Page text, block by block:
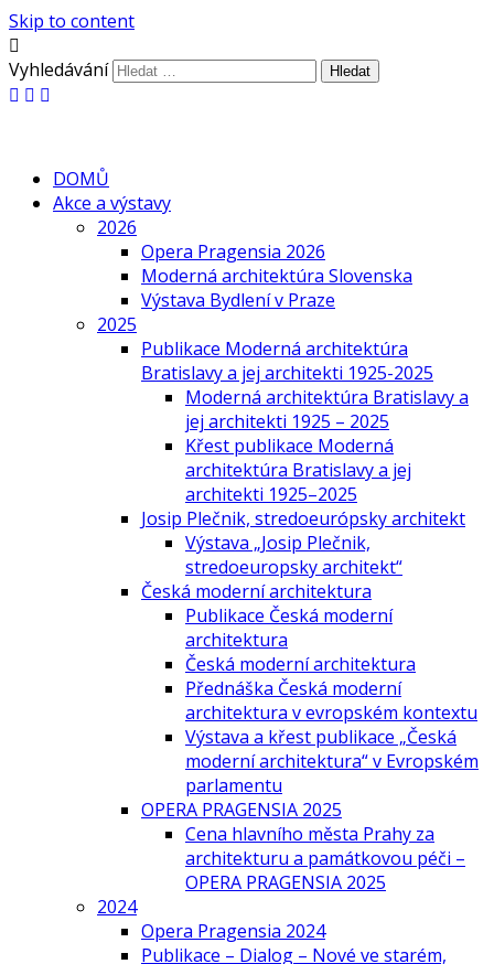
Skip to content
Vyhledávání
DOMŮ
Akce a výstavy
2026
Opera Pragensia 2026
Moderná architektúra Slovenska
Výstava Bydlení v Praze
2025
Publikace Moderná architektúra
Bratislavy a jej architekti 1925-2025
Moderná architektúra Bratislavy a
jej architekti 1925 – 2025
Křest publikace Moderná
architektúra Bratislavy a jej
architekti 1925–2025
Josip Plečnik, stredoeurópsky architekt
Výstava „Josip Plečnik,
stredoeuropsky architekt“
Česká moderní architektura
Publikace Česká moderní
architektura
Česká moderní architektura
Přednáška Česká moderní
architektura v evropském kontextu
Výstava a křest publikace „Česká
moderní architektura“ v Evropském
parlamentu
OPERA PRAGENSIA 2025
Cena hlavního města Prahy za
architekturu a památkovou péči –
OPERA PRAGENSIA 2025
2024
Opera Pragensia 2024
Publikace – Dialog – Nové ve starém,